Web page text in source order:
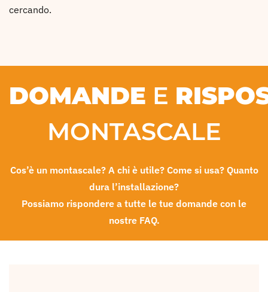
cercando.
DOMANDE E
MONTASCALE
Cos’è un montascale? A chi è utile? Come si usa? Quanto
dura l’installazione?
Possiamo rispondere a tutte le tue domande con le
nostre FAQ.